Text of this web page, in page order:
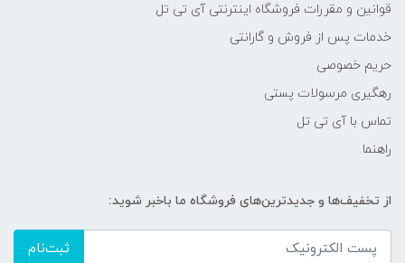
قوانین و مقررات فروشگاه اینترنتی آی تی تل
خدمات پس از فروش و گارانتی
حریم خصوصی
رهگیری مرسولات پستی
تماس با آی تی تل
راهنما
از تخفیف‌ها و جدیدترین‌های فروشگاه ما باخبر شوید:
ثبت‌نام